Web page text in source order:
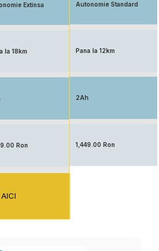
Extinsa
la 18km
Ron
Autonomie Standard
Pana la 12km
2Ah
1,449.00 Ron